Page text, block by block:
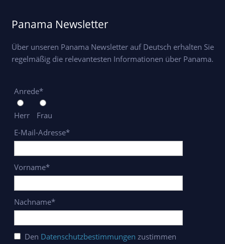
Panama Newsletter
Über unseren Panama Newsletter auf Deutsch erhalten Sie
regelmäßig die relevantesten Informationen über Panama.
Anrede*
Herr
Frau
E-Mail-Adresse*
Vorname*
Nachname*
Den Datenschutzbestimmungen zustimmen